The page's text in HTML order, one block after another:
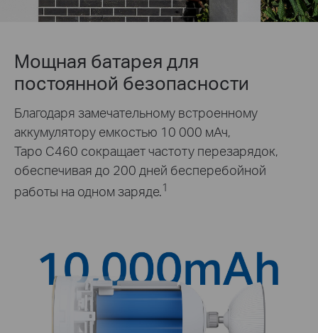
Мощная батарея для
постоянной безопасности
Благодаря замечательному встроенному
аккумулятору емкостью 10 000 мАч,
Tapo C460 сокращает частоту перезарядок,
обеспечивая до 200 дней бесперебойной
работы на одном заряде.1